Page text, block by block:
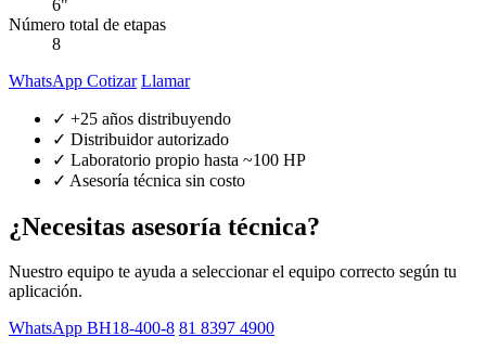
6"
Número total de etapas
8
WhatsApp Cotizar Llamar
✓ +25 años distribuyendo
✓ Distribuidor autorizado
✓ Laboratorio propio hasta ~100 HP
✓ Asesoría técnica sin costo
¿Necesitas asesoría técnica?
Nuestro equipo te ayuda a seleccionar el equipo correcto según tu
aplicación.
WhatsApp BH18-400-8 81 8397 4900